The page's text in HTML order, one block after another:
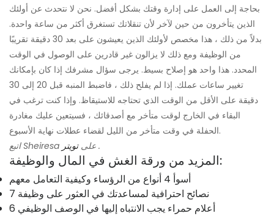
بحاجة إلى العمل على إدارة وقتك بشكل أفضل. نحن لا نتحدث عن أولئك
الذين يتأخرون من حين لآخر لأن تنقلاتك تستغرق أكثر من ساعة واحدة.
بدلاً من ذلك ، هذا مخصص لأولئك الذين يعيشون على بعد 30 دقيقة تقريبًا
من الوظيفة ومع ذلك لا يزالون غير قادرين على الوصول في الوقت
المحدد. هذا واحد هو إصلاح بسيط. يرجى سؤال مشرفك إذا كان بإمكانك
تغيير ساعات عملك. إذا لم يفلح ذلك ، فاضبط المنبه قبل 20 إلى 30
دقيقة على الأقل من الوقت الذي تحتاجه للاستيقاظ. وإذا كنت ترغب في
البقاء في الخارج لوقت متأخر مع أصدقائك ، فسيتعين عليك مغادرة
الحفلة في وقت متأخر من الليل لقضاء عطلات نهاية الأسبوع.
اتبع Sheiresa علىتويتر .
المزيد من ورقة الغش في المال والوظيفة:
أسوأ 4 أنواع من الرؤساء وكيفية التعامل معهم
7 نصائح احترافية لمساعدتك في العثور على وظيفة
6 أعلام حمراء يجب الانتباه إليها في الوصف الوظيفي